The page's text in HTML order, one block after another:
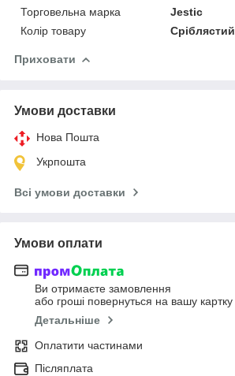
Торговельна марка
Jestic
Колір товару
Сріблястий
Приховати
Умови доставки
Нова Пошта
Укрпошта
Всі умови доставки
Умови оплати
Ви отримаєте замовлення
або гроші повернуться на вашу картку
Детальніше
Оплатити частинами
Післяплата